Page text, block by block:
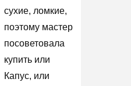
сухие, ломкие,
поэтому мастер
посоветовала
купить или
Капус, или